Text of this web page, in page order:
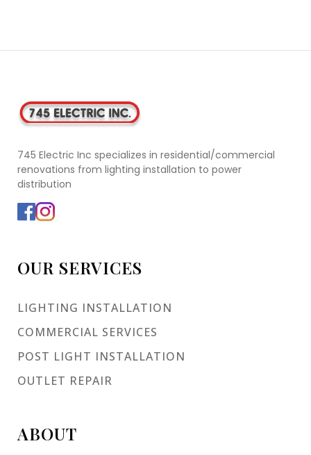
745 Electric Inc specializes in residential/commercial
renovations from lighting installation to power
distribution
OUR SERVICES
LIGHTING INSTALLATION
COMMERCIAL SERVICES
POST LIGHT INSTALLATION
OUTLET REPAIR
ABOUT